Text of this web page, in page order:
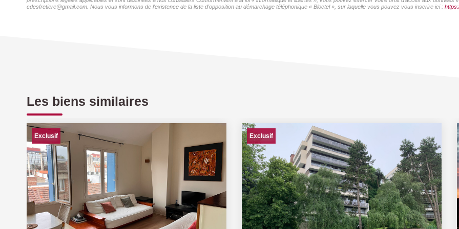
cdesfretiere@gmail.com. Nous vous informons de l'existence de la liste d'opposition au démarchage téléphonique « Bloctel », sur laquelle vous pouvez vous inscrire ici :
Les biens similaires
Exclusif Exclusif